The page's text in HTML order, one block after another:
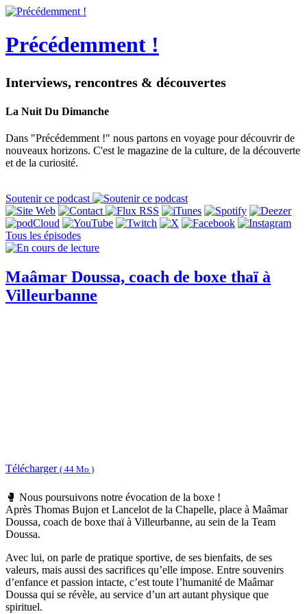
Précédemment !
Interviews, rencontres & découvertes
La Nuit Du Dimanche
Dans "Précédemment !" nous partons en voyage pour découvrir de
nouveaux horizons. C'est le magazine de la culture, de la découverte
et de la curiosité.
Soutenir ce podcast
Tous les épisodes
Maâmar Doussa, coach de boxe thaï à
Villeurbanne
Télécharger ( 44 Mo )
🥊 Nous poursuivons notre évocation de la boxe !
Après Thomas Bujon et Lancelot de la Chapelle, place à Maâmar
Doussa, coach de boxe thaï à Villeurbanne, au sein de la Team
Doussa.
Avec lui, on parle de pratique sportive, de ses bienfaits, de ses
valeurs, mais aussi des sacrifices qu’elle impose. Entre souvenirs
d’enfance et passion intacte, c’est toute l’humanité de Maâmar
Doussa qui se révèle, au service d’un art autant physique que
spirituel.